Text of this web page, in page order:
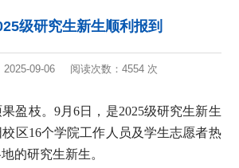
级研究生新生顺利报到
2025-09-06 阅读次数： 4554 次
盈枝。9月6日，是2025级研究生新生
区16个学院工作人员及学生志愿者热
的研究生新生。